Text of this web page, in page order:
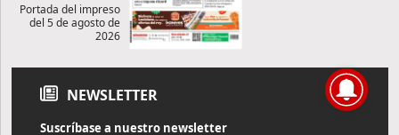
Portada del impreso
del 5 de agosto de
2026
NEWSLETTER
Suscríbase a nuestro newsletter